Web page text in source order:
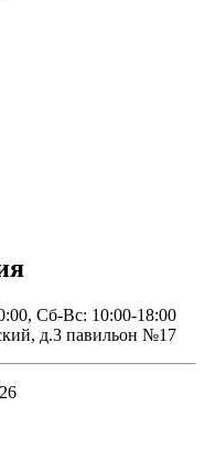
Сб-Вс: 10:00-18:00
д.3 павильон №17